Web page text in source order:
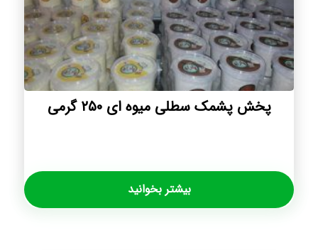
پخش پشمک سطلی میوه ای ۲۵۰ گرمی
بیشتر بخوانید